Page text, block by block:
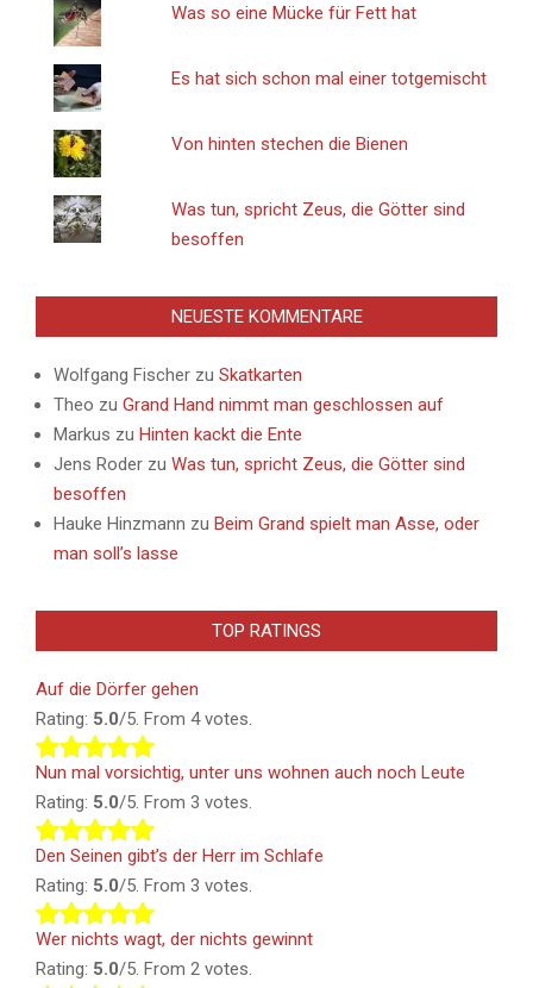
Was so eine Mücke für Fett hat
Es hat sich schon mal einer totgemischt
Von hinten stechen die Bienen
Was tun, spricht Zeus, die Götter sind
besoffen
NEUESTE KOMMENTARE
Wolfgang Fischer zu Skatkarten
Theo zu Grand Hand nimmt man geschlossen auf
Markus zu Hinten kackt die Ente
Jens Roder zu Was tun, spricht Zeus, die Götter sind
besoffen
Hauke Hinzmann zu Beim Grand spielt man Asse, oder
man soll’s lasse
TOP RATINGS
Auf die Dörfer gehen
Rating: 5.0/5. From 4 votes.
Nun mal vorsichtig, unter uns wohnen auch noch Leute
Rating: 5.0/5. From 3 votes.
Den Seinen gibt’s der Herr im Schlafe
Rating: 5.0/5. From 3 votes.
Wer nichts wagt, der nichts gewinnt
Rating: 5.0/5. From 2 votes.